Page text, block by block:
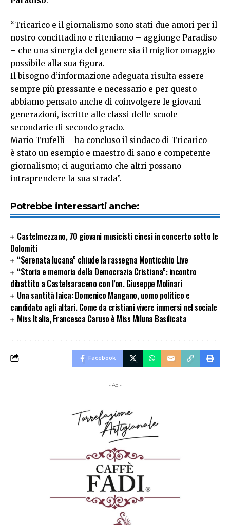
“Tricarico e il giornalismo sono stati due amori per il
nostro concittadino e riteniamo – aggiunge Paradiso
– che una sinergia del genere sia il miglior omaggio
possibile alla sua figura.
Il bisogno d’informazione adeguata risulta essere
sempre più pressante e necessario e per questo
abbiamo pensato anche di coinvolgere le giovani
generazioni, iscritte alle classi delle scuole
secondarie di secondo grado.
Mario Trufelli – ha concluso il sindaco di Tricarico –
è stato un esempio e maestro di sano e competente
giornalismo; ci auguriamo che altri possano
intraprendere la sua strada”.
Potrebbe interessarti anche:
Castelmezzano, 70 giovani musicisti cinesi in concerto sotto le
Dolomiti
“Serenata lucana” chiude la rassegna Monticchio Live
“Storia e memoria della Democrazia Cristiana”: incontro
dibattito a Castelsaraceno con l’on. Giuseppe Molinari
Una santità laica: Domenico Mangano, uomo politico e
candidato agli altari. Come da cristiani vivere immersi nel sociale
Miss Italia, Francesca Caruso è Miss Miluna Basilicata
Facebook
- Ad -